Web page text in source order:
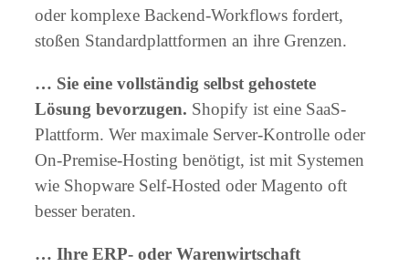
oder komplexe Backend-Workflows fordert,
stoßen Standardplattformen an ihre Grenzen.
… Sie eine vollständig selbst gehostete
Lösung bevorzugen. Shopify ist eine SaaS-
Plattform. Wer maximale Server-Kontrolle oder
On-Premise-Hosting benötigt, ist mit Systemen
wie Shopware Self-Hosted oder Magento oft
besser beraten.
… Ihre ERP- oder Warenwirtschaft